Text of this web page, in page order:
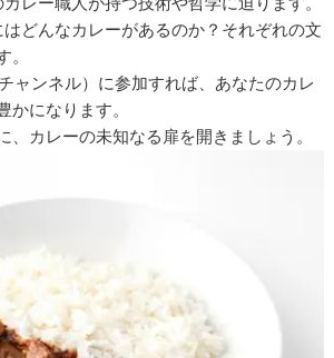
はどんなカレーがあるのか？それぞれの文
ャンネル）に参加すれば、あなたのカレ
かになります。
、カレーの未知なる扉を開きましょう。